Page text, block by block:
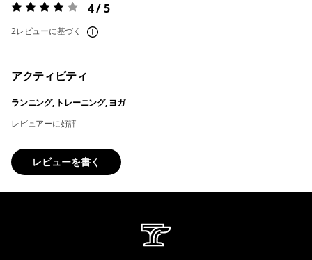
評価:4 / 5 4 / 5
2レビューに基づく
アクティビティ
ランニング, トレーニング, ヨガ
レビュアーに好評
レビューを書く